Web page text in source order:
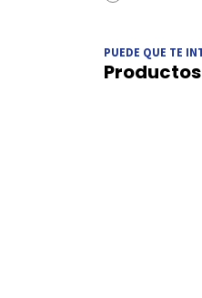
PUEDE QUE TE